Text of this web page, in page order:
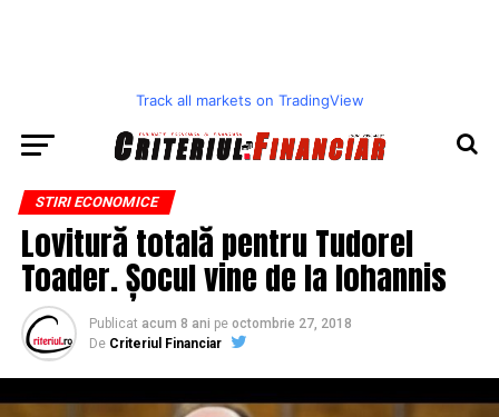
Track all markets on TradingView
STIRI ECONOMICE
Lovitură totală pentru Tudorel
Toader. Șocul vine de la Iohannis
Publicat acum 8 ani pe octombrie 27, 2018
De Criteriul Financiar